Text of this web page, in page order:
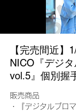
【完売間近】
NICO『デジ
vol.5』個別握
販売商品
・『デジタルブロ